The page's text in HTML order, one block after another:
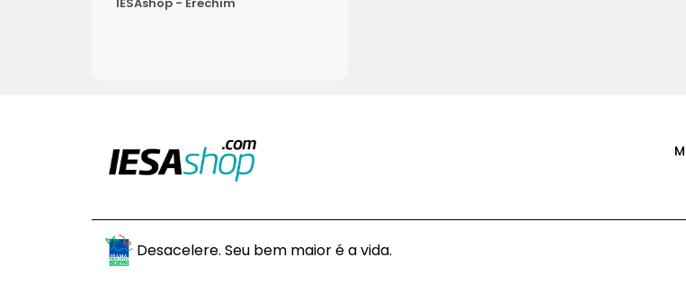
IESAshop - Canoas
BYD IESA Ijuí
IESAshop - Novo Hamburgo
IESAshop - Passo Fundo
Desacelere. Seu bem maior é a vida.